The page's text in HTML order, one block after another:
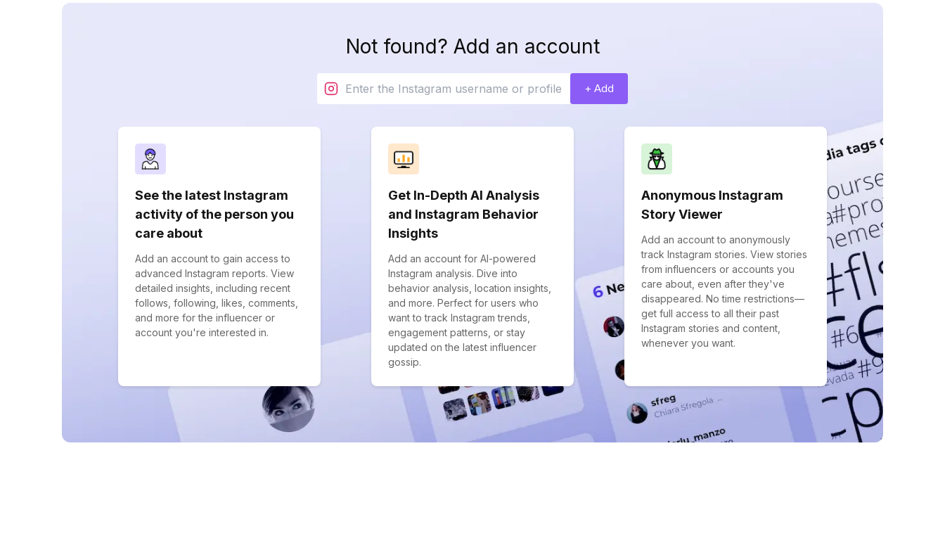
Not found? Add an account
+ Add
See the latest Instagram
activity of the person you
care about
Add an account to gain access to
advanced Instagram reports. View
detailed insights, including recent
follows, following, likes, comments,
and more for the influencer or
account you're interested in.
Get In-Depth AI Analysis
and Instagram Behavior
Insights
Add an account for AI-powered
Instagram analysis. Dive into
behavior analysis, location insights,
and more. Perfect for users who
want to track Instagram trends,
engagement patterns, or stay
updated on the latest influencer
gossip.
Anonymous Instagram
Story Viewer
Add an account to anonymously
track Instagram stories. View stories
from influencers or accounts you
care about, even after they've
disappeared. No time restrictions—
get full access to all their past
Instagram stories and content,
whenever you want.